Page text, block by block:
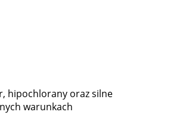
hipochlorany oraz silne
warunkach